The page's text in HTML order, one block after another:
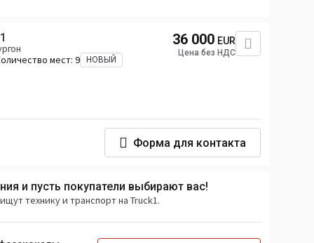
мест: 9 НОВЫЙ
36 000 EUR
Цена без НДС
Форма для контакта
и пусть покупатели выбирают вас!
технику и транспорт на Truck1.